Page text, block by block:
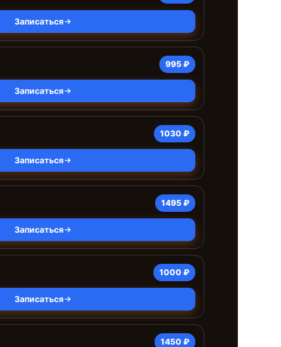
Записаться
995 ₽
Записаться
1030 ₽
Записаться
1495 ₽
Записаться
1000 ₽
Записаться
1450 ₽